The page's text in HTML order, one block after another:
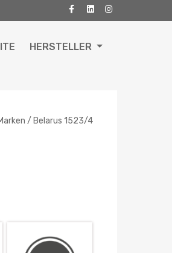
HERSTELLER
/ Belarus 1523/4